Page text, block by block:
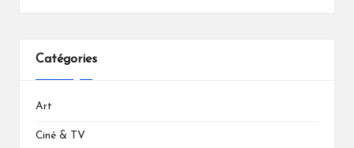
Catégories
Art
Ciné & TV